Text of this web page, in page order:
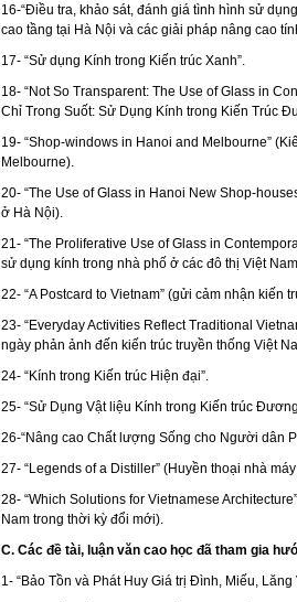
16-“Điều tra, khảo sát, đánh giá tình hình sử
cao tầng tại Hà Nội và các giải pháp nâng cao
17- “Sử dụng Kính trong Kiến trúc Xanh”.
18- “Not So Transparent: The Use of Glass in
Chỉ Trong Suốt: Sử Dụng Kính trong Kiến Trúc
19- “Shop-windows in Hanoi and Melbourne”
Melbourne).
20- “The Use of Glass in Hanoi New Shop-
ở Hà Nội).
21- “The Proliferative Use of Glass in
sử dụng kính trong nhà phố ở các đô thị Việt
22- “A Postcard to Vietnam” (gửi cảm nhận kiến
23- “Everyday Activities Reflect Traditional
ngày phản ảnh đến kiến trúc truyền thống Việt
24- “Kính trong Kiến trúc Hiện đại”.
25- “Sử Dụng Vật liệu Kính trong Kiến trúc
26-“Nâng cao Chất lượng Sống cho Người dân
27- “Legends of a Distiller” (Huyền thoại nhà
28- “Which Solutions for Vietnamese
Nam trong thời kỳ đổi mới).
C. Các đề tài, luận văn cao học đã tham gia
1- “Bảo Tồn và Phát Huy Giá trị Đình, Miếu, Lăng